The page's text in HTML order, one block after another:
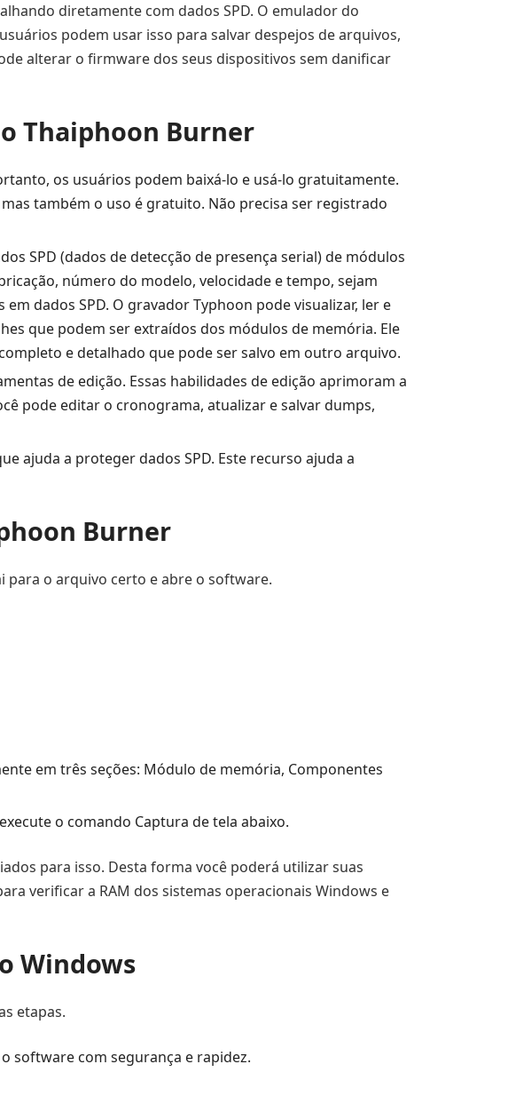
diretamente com dados SPD. O emulador do
podem usar isso para salvar despejos de arquivos,
alterar o firmware dos seus dispositivos sem danificar
Thaiphoon Burner
os usuários podem baixá-lo e usá-lo gratuitamente.
também o uso é gratuito. Não precisa ser registrado
SPD (dados de detecção de presença serial) de módulos
número do modelo, velocidade e tempo, sejam
dados SPD. O gravador Typhoon pode visualizar, ler e
que podem ser extraídos dos módulos de memória. Ele
e detalhado que pode ser salvo em outro arquivo.
de edição. Essas habilidades de edição aprimoram a
pode editar o cronograma, atualizar e salvar dumps,
ajuda a proteger dados SPD. Este recurso ajuda a
Burner
para o arquivo certo e abre o software.
em três seções: Módulo de memória, Componentes
o comando Captura de tela abaixo.
para isso. Desta forma você poderá utilizar suas
verificar a RAM dos sistemas operacionais Windows e
Windows
etapas.
software com segurança e rapidez.